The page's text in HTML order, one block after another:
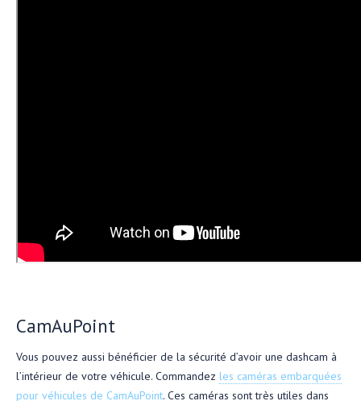
CamAuPoint
Vous pouvez aussi bénéficier de la sécurité d’avoir une dashcam à
l’intérieur de votre véhicule. Commandez les caméras embarquées
pour véhicules de CamAuPoint. Ces caméras sont très utiles dans